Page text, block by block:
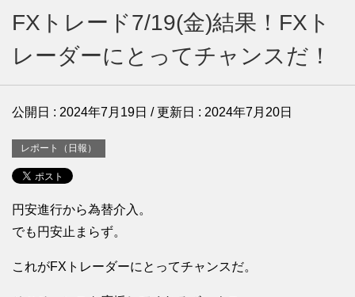
FXトレード7/19(金)結果！FXト
レーダーにとってチャンスだ！
公開日 : 2024年7月19日 / 更新日 : 2024年7月20日
レポート（日報）
円安進行から為替介入。
でも円安止まらず。
これがFXトレーダーにとってチャンスだ。